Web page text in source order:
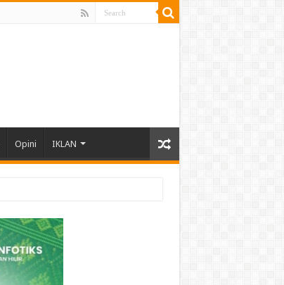
Opini IKLAN